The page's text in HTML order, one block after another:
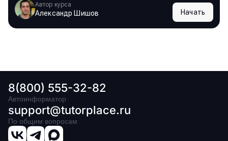
Автор курса
Александр Шишов Начать
8(800) 555-32-82
Автоинформатор
support@tutorplace.ru
По общим вопросам